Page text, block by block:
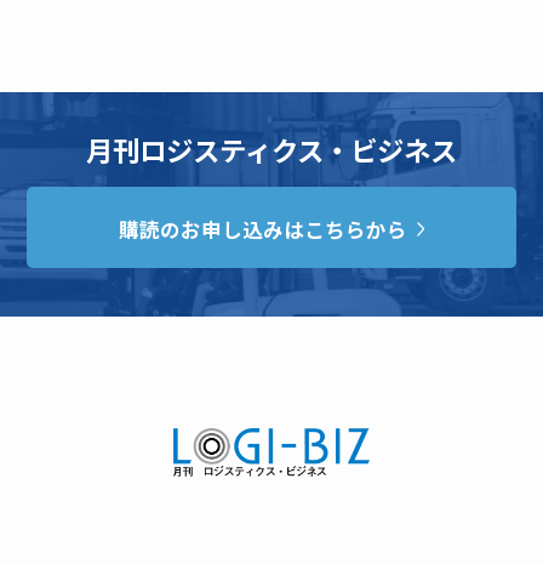
月刊ロジスティクス・ビジネス
購読のお申し込みはこちらから